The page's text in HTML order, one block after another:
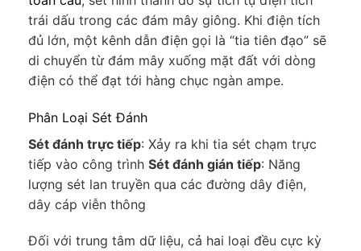
trái dấu trong các đám mây giông. Khi điện tích
đủ lớn, một kênh dẫn điện gọi là “tia tiên đạo” sẽ
di chuyển từ đám mây xuống mặt đất với dòng
điện có thể đạt tới hàng chục ngàn ampe.
Phân Loại Sét Đánh
Sét đánh trực tiếp: Xảy ra khi tia sét chạm trực
tiếp vào công trình Sét đánh gián tiếp: Năng
lượng sét lan truyền qua các đường dây điện,
dây cáp viễn thông
Đối với trung tâm dữ liệu, cả hai loại đều cực kỳ